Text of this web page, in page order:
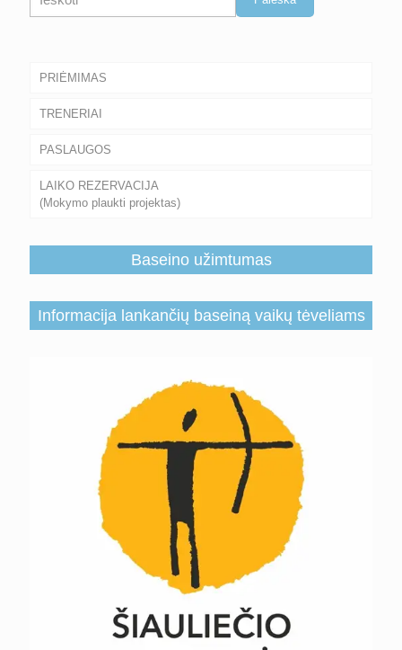
PRIĖMIMAS
TRENERIAI
PASLAUGOS
LAIKO REZERVACIJA
(Mokymo plaukti projektas)
Baseino užimtumas
Informacija lankančių baseiną vaikų tėveliams